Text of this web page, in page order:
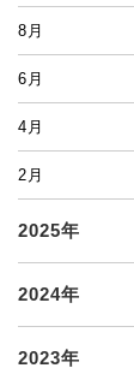
8月
6月
4月
2月
2025年
2024年
2023年